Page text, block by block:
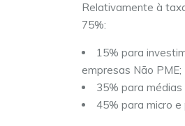
Relativamente à
75%:
15% para
empresas Não PME;
35% para médias
45% para micro